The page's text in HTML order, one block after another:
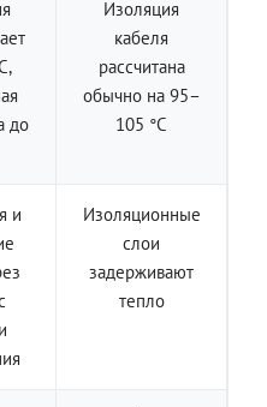
до
Изоляция
кабеля
рассчитана
обычно на 95–
105 °C
и
Изоляционные
слои
задерживают
тепло